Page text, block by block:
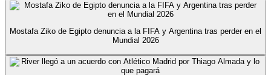
Mostafa Ziko de Egipto denuncia a la FIFA y Argentina tras perder en el
Mundial 2026